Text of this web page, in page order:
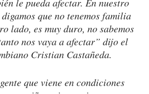
le pueda afectar. En nuestro
que no tenemos familia
lado, es muy duro, no sabemos
nos vaya a afectar” dijo el
Cristian Castañeda.
que viene en condiciones